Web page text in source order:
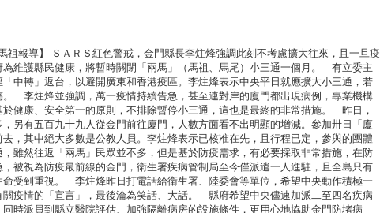
祖報導】 ＳＡＲＳ紅色警戒，金門縣長李炷烽強調此刻不考慮擴大往來，且一旦疫
維護縣民健康，將暫時關閉「兩馬」（馬祖、馬尾）小三通一個月。 有立委主
中轉」返台，以避開廣東和香港疫區。李炷烽表示中央平日就應擴大小三通，若
李炷烽並強調，萬一疫情持續告急，甚至連對岸的廈門都出現病例，專業機構
健康、安全第一的原則，不排除暫停小三通，這也是最終的非常措施。 昨日，
另有五百九十九人從金門前往廈門，人數方面看不出明顯的增減。參加卅日「廈
，其中絕大多數是公教人員。李炷烽表示已核准在先，且行程已定，參與的團體
雖然往返「兩馬」民眾並不多，但是基於防疫需求，有必要採取非常措施，在防
視為防疫最前線的金門，衛生署疾病管制局至今僅派遣一人進駐，且全島只有
受到重視。 李炷烽昨日打電話給衛生署、陸委會等單位，希望中央動作積極一
疫情的「宣言」，最後淪為笑話、大話。 縣府希望中央儘速加派二至四名疾病
時派員到縣立醫院評估、加強隔離病房的設施條件，更用心地協助金門防堵病